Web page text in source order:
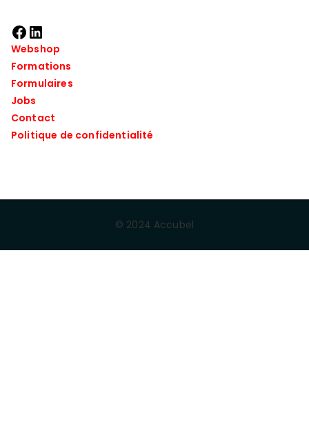
Webshop
Formations
Formulaires
Jobs
Contact
Politique de confidentialité
© 2024 Accubel